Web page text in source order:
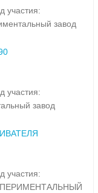
участия:
завод
участия:
завод
участия: